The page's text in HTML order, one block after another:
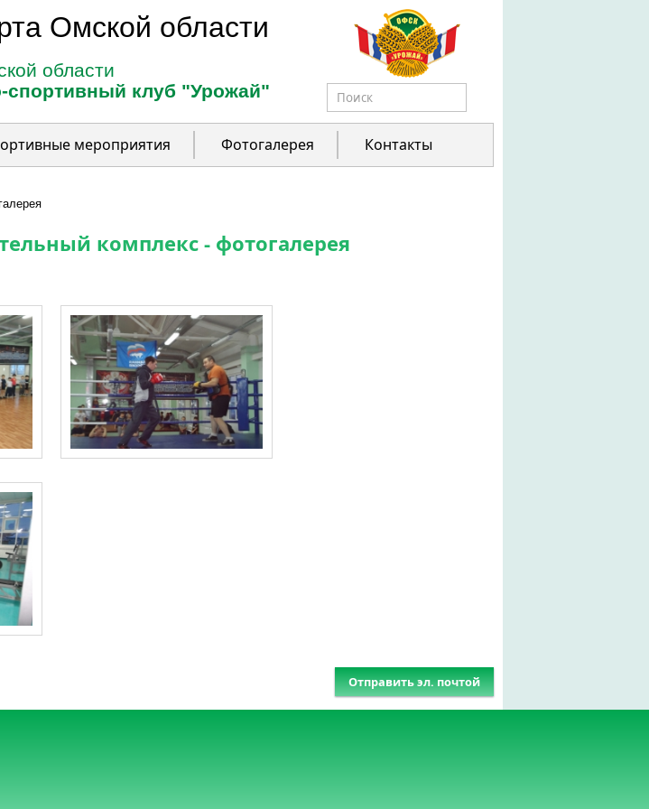
Омской области
области
спортивный клуб "Урожай"
Форма поиска
мероприятия Фотогалерея Контакты
комплекс - фотогалерея
Отправить эл. почтой